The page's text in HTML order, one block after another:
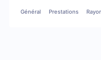
Général Prestations